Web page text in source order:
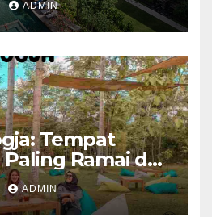
ADMIN
Tempat
Ramai dan
ADMIN